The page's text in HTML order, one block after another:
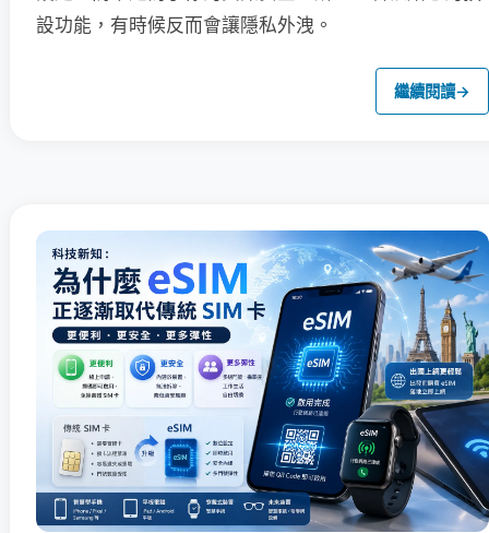
設功能，有時候反而會讓隱私外洩。
繼續閱讀→